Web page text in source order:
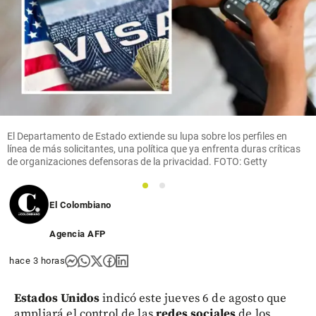
Editoriales
¿La
Aerocivil
sin piloto?
El Departamento de Estado extiende su lupa sobre los perfiles en
línea de más solicitantes, una política que ya enfrenta duras críticas
de organizaciones defensoras de la privacidad. FOTO: Getty
1
2
El Colombiano
Agencia AFP
hace 3 horas
Estados Unidosindicó este jueves 6 de agosto que